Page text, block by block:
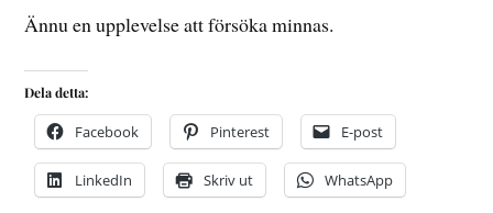
Ännu en upplevelse att försöka minnas.
Dela detta:
Facebook Pinterest E-post
LinkedIn Skriv ut WhatsApp